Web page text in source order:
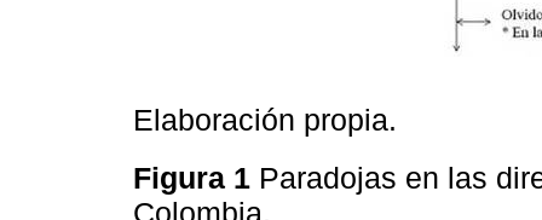
Elaboración propia.
Figura 1 Paradojas en las
Colombia.